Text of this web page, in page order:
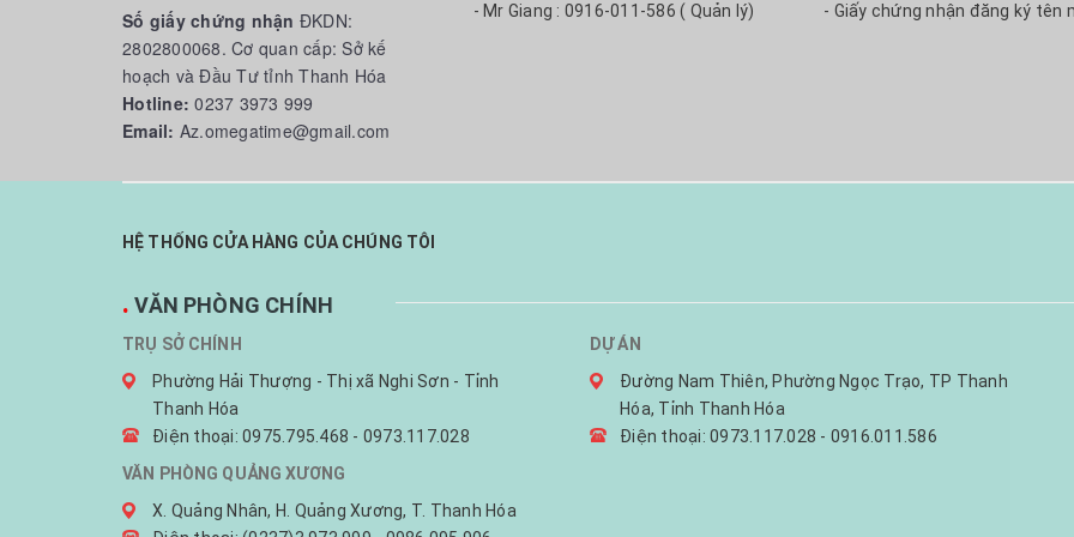
Số giấy chứng nhận ĐKDN:
2802800068. Cơ quan cấp: Sở kế
hoạch và Đầu Tư tỉnh Thanh Hóa
Hotline:0237 3973 999
Email: Az.omegatime@gmail.com
- Mr Giang : 0916-011-586 ( Quản lý) - Giấy chứng nhận đăng ký tên
HỆ THỐNG CỬA HÀNG CỦA CHÚNG TÔI
. VĂN PHÒNG CHÍNH
TRỤ SỞ CHÍNH
Phường Hải Thượng - Thị xã Nghi Sơn - Tỉnh
Thanh Hóa
Điện thoại: 0975.795.468 - 0973.117.028
DỰ ÁN
Đường Nam Thiên, Phường Ngọc Trạo, TP Thanh
Hóa, Tỉnh Thanh Hóa
Điện thoại: 0973.117.028 - 0916.011.586
VĂN PHÒNG QUẢNG XƯƠNG
X. Quảng Nhân, H. Quảng Xương, T. Thanh Hóa